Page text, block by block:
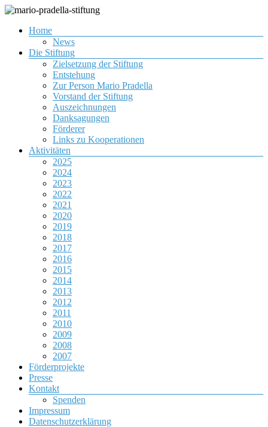
Zum
springen
mario-pradella-stiftung
Gemeinnützige Organisation zur Förderung von Jugendlichen
Menü
Home
News
Die Stiftung
Zielsetzung der Stiftung
Entstehung
Zur Person Mario Pradella
Vorstand der Stiftung
Auszeichnungen
Danksagungen
Förderer
Links zu Kooperationen
Aktivitäten
2025
2024
2023
2022
2021
2020
2019
2018
2017
2016
2015
2014
2013
2012
2011
2010
2009
2008
2007
Förderprojekte
Presse
Kontakt
Spenden
Impressum
Datenschutzerklärung